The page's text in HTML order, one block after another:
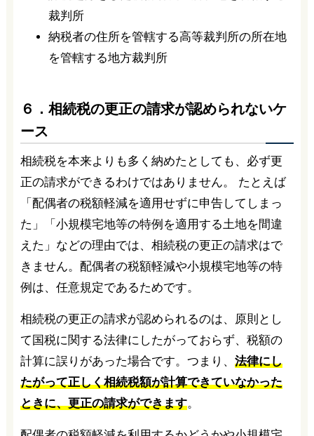
裁判所
納税者の住所を管轄する高等裁判所の所在地
を管轄する地方裁判所
６．相続税の更正の請求が認められないケ
ース
相続税を本来よりも多く納めたとしても、必ず更
正の請求ができるわけではありません。 たとえば
「配偶者の税額軽減を適用せずに申告してしまっ
た」「小規模宅地等の特例を適用する土地を間違
えた」などの理由では、相続税の更正の請求はで
きません。配偶者の税額軽減や小規模宅地等の特
例は、任意規定であるためです。
相続税の更正の請求が認められるのは、原則とし
て国税に関する法律にしたがっておらず、税額の
計算に誤りがあった場合です。つまり、 法律にし
たがって正しく相続税額が計算できていなかった
ときに、更正の請求ができます。